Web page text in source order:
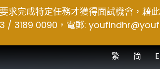
完成特定任務才獲得面試機會，藉
/ 3189 0090，電郵:
简
繁